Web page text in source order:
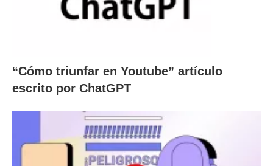
“Cómo triunfar en Youtube” artículo
escrito por ChatGPT